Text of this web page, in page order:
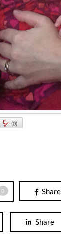
(0)
0 Share
Share